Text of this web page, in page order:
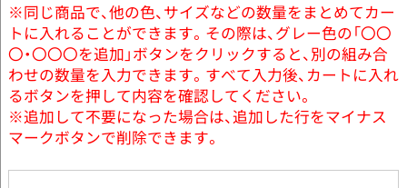
※同じ商品で、他の色、サイズなどの数量をまとめてカー
トに入れることができます。その際は、グレー色の「〇〇
〇・〇〇〇を追加」ボタンをクリックすると、別の組み合
わせの数量を入力できます。すべて入力後、カートに入れ
るボタンを押して内容を確認してください。
※追加して不要になった場合は、追加した行をマイナス
マークボタンで削除できます。